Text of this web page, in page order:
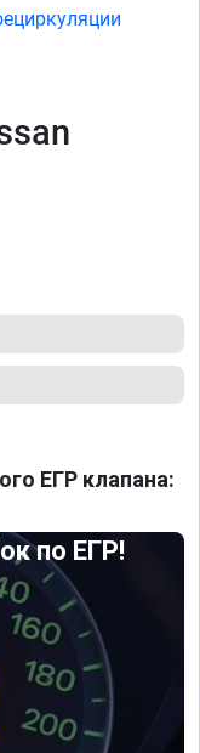
ЕГР клапана:
по ЕГР!